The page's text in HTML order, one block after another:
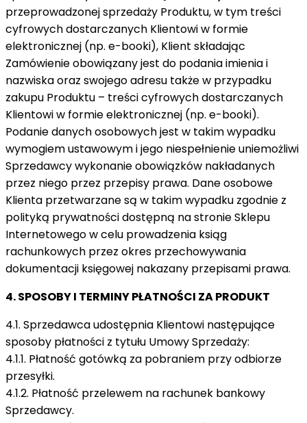
przeprowadzonej sprzedaży Produktu, w tym treści
cyfrowych dostarczanych Klientowi w formie
elektronicznej (np. e-booki), Klient składając
Zamówienie obowiązany jest do podania imienia i
nazwiska oraz swojego adresu także w przypadku
zakupu Produktu – treści cyfrowych dostarczanych
Klientowi w formie elektronicznej (np. e-booki).
Podanie danych osobowych jest w takim wypadku
wymogiem ustawowym i jego niespełnienie uniemożliwi
Sprzedawcy wykonanie obowiązków nakładanych
przez niego przez przepisy prawa. Dane osobowe
Klienta przetwarzane są w takim wypadku zgodnie z
polityką prywatności dostępną na stronie Sklepu
Internetowego w celu prowadzenia ksiąg
rachunkowych przez okres przechowywania
dokumentacji księgowej nakazany przepisami prawa.
4. SPOSOBY I TERMINY PŁATNOŚCI ZA PRODUKT
4.1. Sprzedawca udostępnia Klientowi następujące
sposoby płatności z tytułu Umowy Sprzedaży:
4.1.1. Płatność gotówką za pobraniem przy odbiorze
przesyłki.
4.1.2. Płatność przelewem na rachunek bankowy
Sprzedawcy.